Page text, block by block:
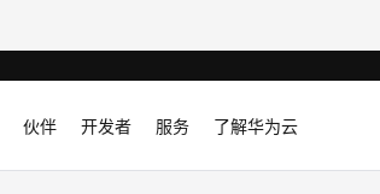
伙伴 开发者 服务 了解华为云